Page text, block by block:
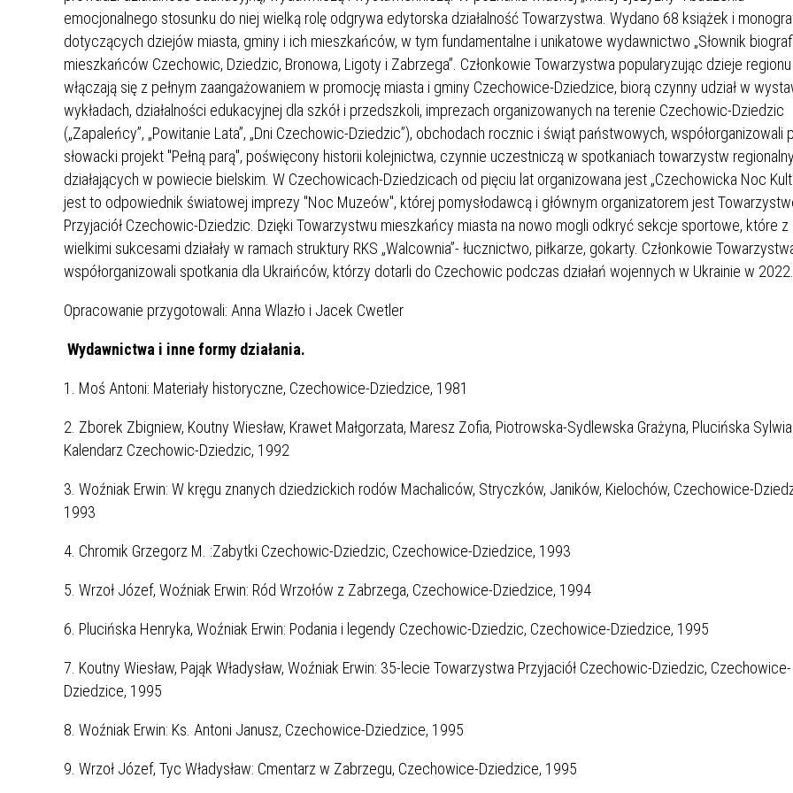
emocjonalnego stosunku do niej wielką rolę odgrywa edytorska działalność Towarzystwa. Wydano 68 książek i
dotyczących dziejów miasta, gminy i ich mieszkańców, w tym fundamentalne i unikatowe wydawnictwo „Słownik
mieszkańców Czechowic, Dziedzic, Bronowa, Ligoty i Zabrzega”. Członkowie Towarzystwa popularyzując dzieje regionu
włączają się z pełnym zaangażowaniem w promocję miasta i gminy Czechowice-Dziedzice, biorą czynny udział w
wykładach, działalności edukacyjnej dla szkół i przedszkoli, imprezach organizowanych na terenie Czechowic-Dziedzic
(„Zapaleńcy”, „Powitanie Lata”, „Dni Czechowic-Dziedzic”), obchodach rocznic i świąt państwowych, współorganizowali
słowacki projekt "Pełną parą", poświęcony historii kolejnictwa, czynnie uczestniczą w spotkaniach towarzystw
działających w powiecie bielskim. W Czechowicach-Dziedzicach od pięciu lat organizowana jest „Czechowicka Noc
jest to odpowiednik światowej imprezy "Noc Muzeów", której pomysłodawcą i głównym organizatorem jest
Przyjaciół Czechowic-Dziedzic. Dzięki Towarzystwu mieszkańcy miasta na nowo mogli odkryć sekcje sportowe, które z
wielkimi sukcesami działały w ramach struktury RKS „Walcownia”- łucznictwo, piłkarze, gokarty. Członkowie
współorganizowali spotkania dla Ukraińców, którzy dotarli do Czechowic podczas działań wojennych w Ukrainie w 2022.
Opracowanie przygotowali: Anna Wlazło i Jacek Cwetler
Wydawnictwa i inne formy działania.
1. Moś Antoni: Materiały historyczne, Czechowice-Dziedzice, 1981
2. Zborek Zbigniew, Koutny Wiesław, Krawet Małgorzata, Maresz Zofia, Piotrowska-Sydlewska Grażyna, Plucińska Sylwia:
Kalendarz Czechowic-Dziedzic, 1992
3. Woźniak Erwin: W kręgu znanych dziedzickich rodów Machaliców, Stryczków, Janików, Kielochów, Czechowice-
1993
4. Chromik Grzegorz M. :Zabytki Czechowic-Dziedzic, Czechowice-Dziedzice, 1993
5. Wrzoł Józef, Woźniak Erwin: Ród Wrzołów z Zabrzega, Czechowice-Dziedzice, 1994
6. Plucińska Henryka, Woźniak Erwin: Podania i legendy Czechowic-Dziedzic, Czechowice-Dziedzice, 1995
7. Koutny Wiesław, Pająk Władysław, Woźniak Erwin: 35-lecie Towarzystwa Przyjaciół Czechowic-Dziedzic, Czechowice-
Dziedzice, 1995
8. Woźniak Erwin: Ks. Antoni Janusz, Czechowice-Dziedzice, 1995
9. Wrzoł Józef, Tyc Władysław: Cmentarz w Zabrzegu, Czechowice-Dziedzice, 1995